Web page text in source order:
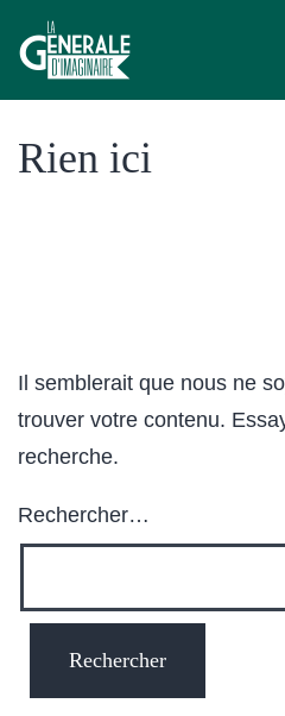
au
contenu
Générale
Rien ici
Il semblerait que nous ne
trouver votre contenu.
recherche.
Rechercher…